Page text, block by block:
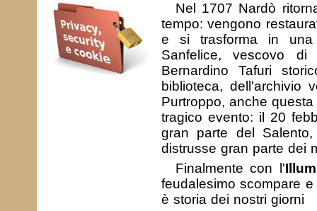
Nel 1707 Nardò
tempo: vengono
e si trasforma in una
Sanfelice, vescovo
Bernardino Tafuri
biblioteca, dell'archivio
Purtroppo, anche
tragico evento: il 20
gran parte del
distrusse gran parte dei
Finalmente con l'
feudalesimo scompare
è storia dei nostri giorni